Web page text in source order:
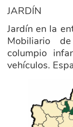
JARDÍN
Jardín en la
Mobiliario
columpio
vehículos.